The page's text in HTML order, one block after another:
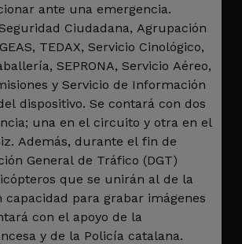
ante una emergencia.
Ciudadana, Agrupación
TEDAX, Servicio Cinológico,
SEPRONA, Servicio Aéreo,
y Servicio de Información
dispositivo. Se contará con dos
una en el circuito y otra en el
Además, durante el fin de
General de Tráfico (DGT)
que se unirán al de la
capacidad para grabar imágenes
con el apoyo de la
y de la Policía catalana.